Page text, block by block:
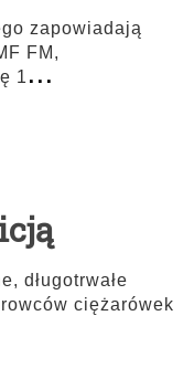
zapowiadają
FM,
1...
długotrwałe
ciężarówek